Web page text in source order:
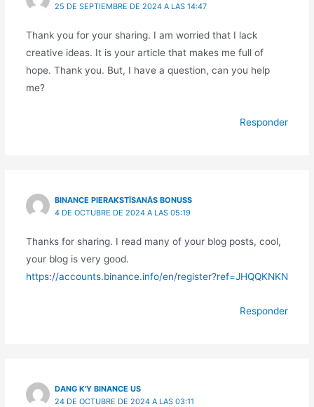
25 DE SEPTIEMBRE DE 2024 A LAS 14:47
Thank you for your sharing. I am worried that I lack
creative ideas. It is your article that makes me full of
hope. Thank you. But, I have a question, can you help
me?
Responder
BINANCE PIERAKSTĪSANĀS BONUSS
4 DE OCTUBRE DE 2024 A LAS 05:19
Thanks for sharing. I read many of your blog posts, cool,
your blog is very good.
https://accounts.binance.info/en/register?ref=JHQQKNKN
Responder
DANG K'Y BINANCE US
24 DE OCTUBRE DE 2024 A LAS 03:11